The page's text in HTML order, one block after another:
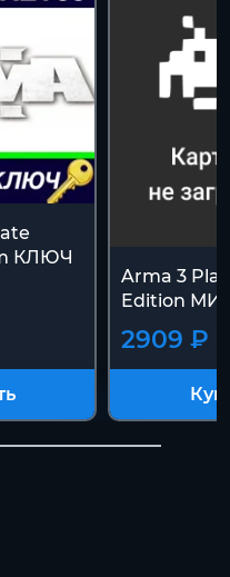
КЛЮЧ
Arma 3
Edition
2909 ₽